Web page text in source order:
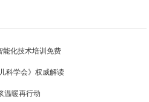
能化技术培训免费
科学会》权威解读
温暖再行动